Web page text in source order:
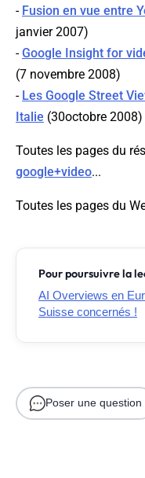
- Fusion en vue entre
janvier 2007)
-Google Insight for
(7 novembre 2008)
- Les Google Street
Italie (30octobre 2008)
Toutes les pages du
google+video...
Toutes les pages du
Pour poursuivre la
AI Overviews en
Suisse concernés !
Poser une question